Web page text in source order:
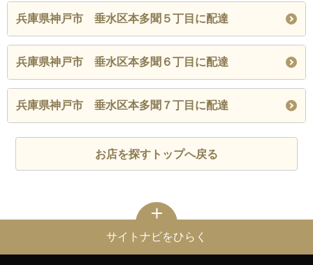
兵庫県神戸市 垂水区本多聞５丁目に配達
兵庫県神戸市 垂水区本多聞６丁目に配達
兵庫県神戸市 垂水区本多聞７丁目に配達
お店を探すトップへ戻る
サイトナビをひらく